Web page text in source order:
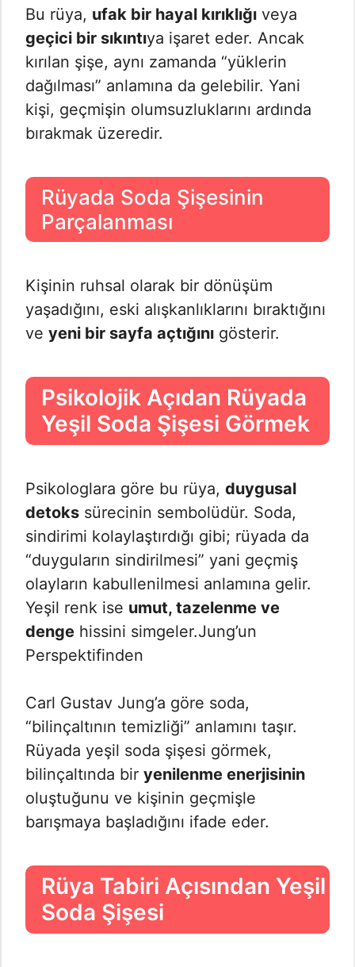
Bu rüya, ufak bir hayal kırıklığı veya
geçici bir sıkıntıya işaret eder. Ancak
kırılan şişe, aynı zamanda “yüklerin
dağılması” anlamına da gelebilir. Yani
kişi, geçmişin olumsuzluklarını ardında
bırakmak üzeredir.
Rüyada Soda Şişesinin
Parçalanması
Kişinin ruhsal olarak bir dönüşüm
yaşadığını, eski alışkanlıklarını bıraktığını
ve yeni bir sayfa açtığını gösterir.
Psikolojik Açıdan Rüyada
Yeşil Soda Şişesi Görmek
Psikologlara göre bu rüya, duygusal
detoks sürecinin sembolüdür. Soda,
sindirimi kolaylaştırdığı gibi; rüyada da
“duyguların sindirilmesi” yani geçmiş
olayların kabullenilmesi anlamına gelir.
Yeşil renk ise umut, tazelenme ve
denge hissini simgeler.Jung’un
Perspektifinden
Carl Gustav Jung’a göre soda,
“bilinçaltının temizliği” anlamını taşır.
Rüyada yeşil soda şişesi görmek,
bilinçaltında bir yenilenme enerjisinin
oluştuğunu ve kişinin geçmişle
barışmaya başladığını ifade eder.
Rüya Tabiri Açısından Yeşil
Soda Şişesi